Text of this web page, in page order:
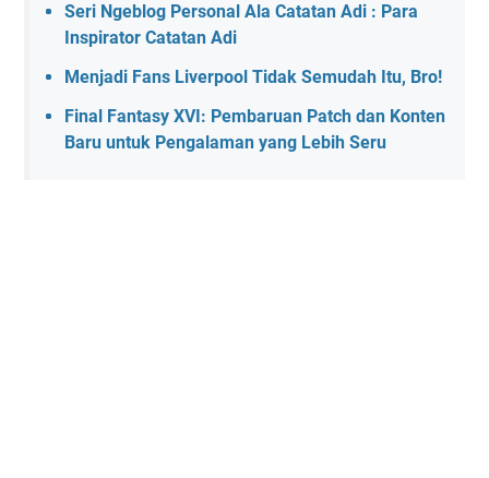
Seri Ngeblog Personal Ala Catatan Adi : Para
Inspirator Catatan Adi
Menjadi Fans Liverpool Tidak Semudah Itu, Bro!
Final Fantasy XVI: Pembaruan Patch dan Konten
Baru untuk Pengalaman yang Lebih Seru